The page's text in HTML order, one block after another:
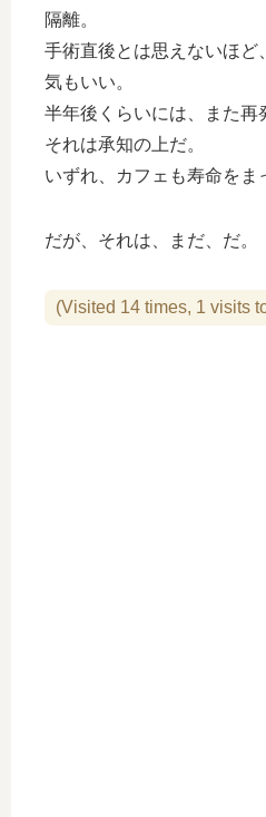
隔離。
手術直後とは思えないほど
気もいい。
半年後くらいには、また再
それは承知の上だ。
いずれ、カフェも寿命をま
だが、それは、まだ、だ。
(Visited 14 times, 1 visits